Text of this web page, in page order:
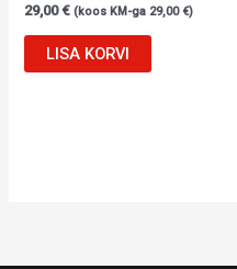
29,00€ (koos KM-ga 29,00 €)
LISA KORVI